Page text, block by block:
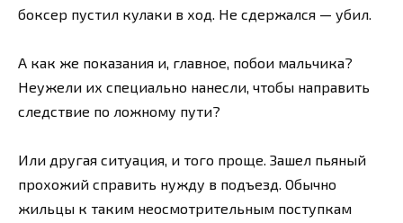
боксер пустил кулаки в ход. Не сдержался — убил.
А как же показания и, главное, побои мальчика?
Неужели их специально нанесли, чтобы направить
следствие по ложному пути?
Или другая ситуация, и того проще. Зашел пьяный
прохожий справить нужду в подъезд. Обычно
жильцы к таким неосмотрительным поступкам